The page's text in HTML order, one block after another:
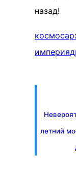
назад!
космос
империя
летний